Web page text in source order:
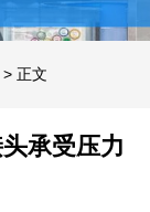
> 正文
承受压力